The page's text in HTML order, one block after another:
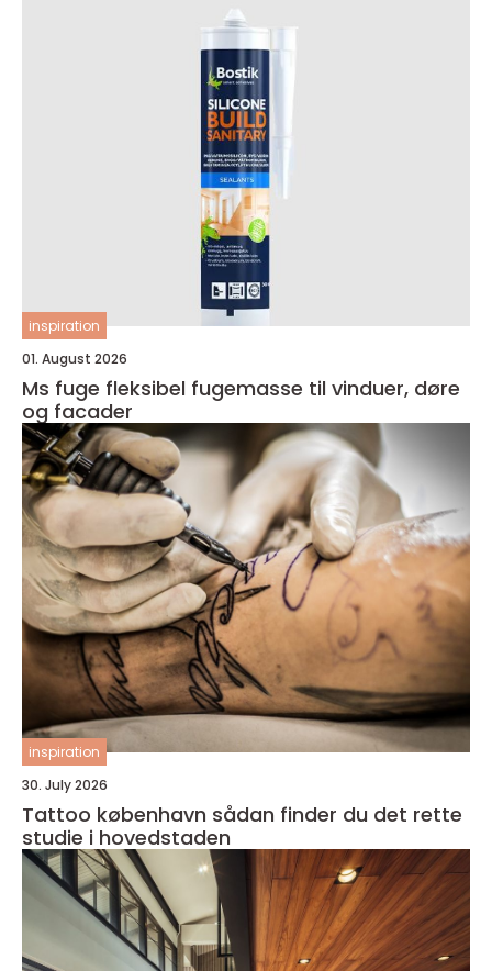
inspiration
01. August 2026
Ms fuge fleksibel fugemasse til vinduer, døre
og facader
inspiration
30. July 2026
Tattoo københavn sådan finder du det rette
studie i hovedstaden